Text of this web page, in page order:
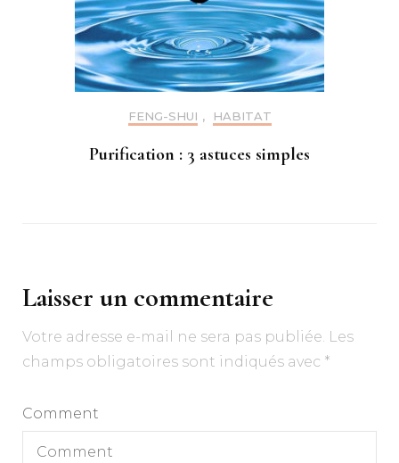
FENG-SHUI , HABITAT
Purification : 3 astuces simples
Laisser un commentaire
Votre adresse e-mail ne sera pas publiée. Les
champs obligatoires sont indiqués avec *
Comment